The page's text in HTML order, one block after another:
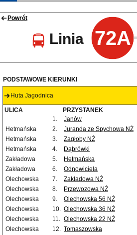
Powrót
Linia 72A
PODSTAWOWE KIERUNKI
Huta Jagodnica
ULICA PRZYSTANEK
1.
Janów
Hetmańska
2. Juranda ze Spychowa NŻ
Hetmańska
3. Zagłoby NŻ
Hetmańska
4. Dąbrówki
Zakładowa
5. Hetmańska
Zakładowa
6. Odnowiciela
Olechowska
7. Zakładowa NŻ
Olechowska
8.
Przewozowa NŻ
Olechowska
9.
Olechowska 56 NŻ
Olechowska
10. Olechowska 36 NŻ
Olechowska
11. Olechowska 22 NŻ
Olechowska
12. Tomaszowska